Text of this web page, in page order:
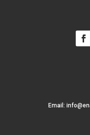
Email: